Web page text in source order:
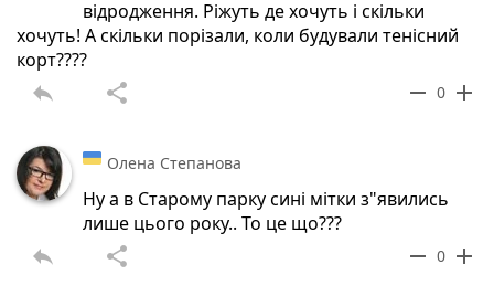
відродження. Ріжуть де хочуть і скільки
хочуть! А скільки порізали, коли будували тенісний
корт????
reply share remove 0 add
Олена Степанова
Ну а в Старому парку сині мітки з"явились
лише цього року.. То це що???
reply share remove 0 add